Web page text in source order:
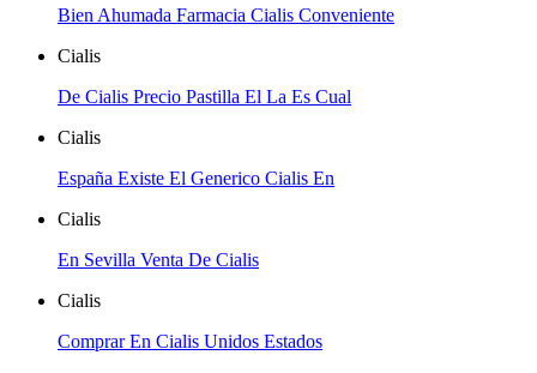
Bien Ahumada Farmacia Cialis Conveniente
Cialis
De Cialis Precio Pastilla El La Es Cual
Cialis
España Existe El Generico Cialis En
Cialis
En Sevilla Venta De Cialis
Cialis
Comprar En Cialis Unidos Estados